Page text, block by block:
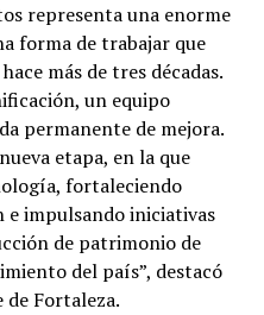
representa una enorme
forma de trabajar que
más de tres décadas.
un equipo
permanente de mejora.
etapa, en la que
fortaleciendo
e impulsando iniciativas
de patrimonio de
del país”, destacó
de Fortaleza.